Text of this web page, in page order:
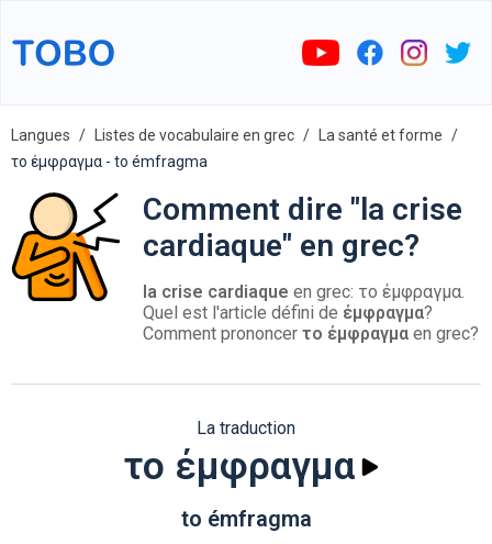
Langues Listes de vocabulaire en grec
La santé et forme
το έμφραγμα - to émfragma
Comment dire "la crise
cardiaque" en grec?
la crise cardiaque en grec: το έμφραγμα.
Quel est l'article défini de έμφραγμα?
Comment prononcer το έμφραγμα en grec?
La traduction
το έμφραγμα
to émfragma